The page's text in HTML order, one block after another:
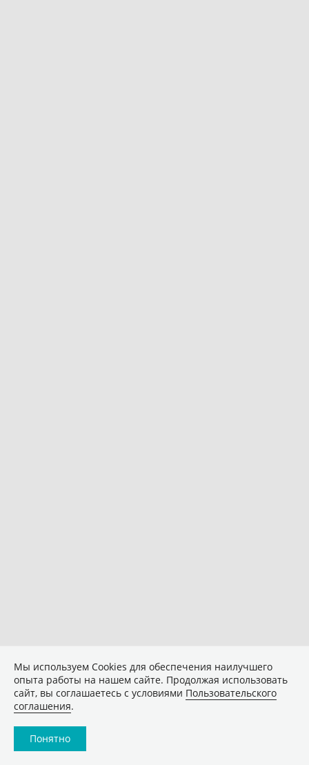
Мы используем Сookies для обеспечения наилучшего
опыта работы на нашем сайте. Продолжая использовать
сайт, вы соглашаетесь с условиями Пользовательского
соглашения.
Понятно